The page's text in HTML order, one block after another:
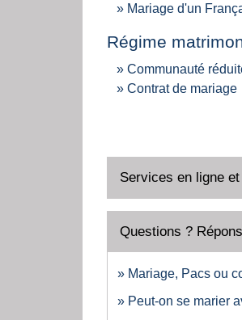
Mariage d'un
Régime
Communauté
Contrat de mariage
Services en ligne
Questions ?
Mariage, Pacs ou
Peut-on se marier